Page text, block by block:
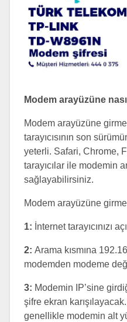
Modem arayüzüne
Modem arayüzüne
tarayıcısının son
yeterli. Safari, Chrome,
tarayıcılar ile modemin
sağlayabilirsiniz.
Modem arayüzüne
1: İnternet tarayıcınızı
2: Arama kısmına
modemden modeme
3: Modemin IP’sine
şifre ekran
genellikle modemin alt